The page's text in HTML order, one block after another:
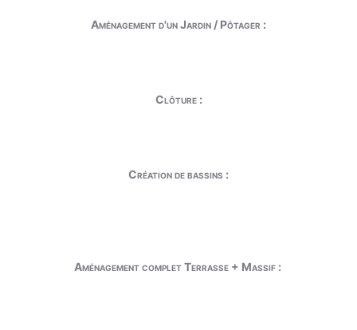
Aménagement d'un Jardin / Pôtager :
Clôture :
Création de bassins :
Aménagement complet Terrasse + Massif :